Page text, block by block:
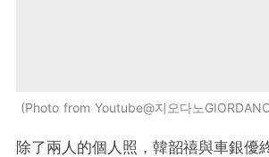
Photo from Youtube@지오다노
除了兩人的個人照，韓韶禧與車銀優